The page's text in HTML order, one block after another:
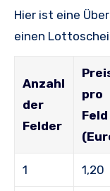
Hier ist eine
einen
Anzahl
der
Felder
pro
Feld
1 1,20